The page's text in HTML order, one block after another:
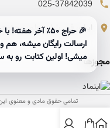
025-37842039
ایران، قم، بلوار معلم،
مجوزها
تمامی حقوق مادی و معنوی
میشی! اولین کتابت رو